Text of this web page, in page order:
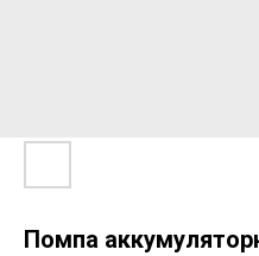
Помпа